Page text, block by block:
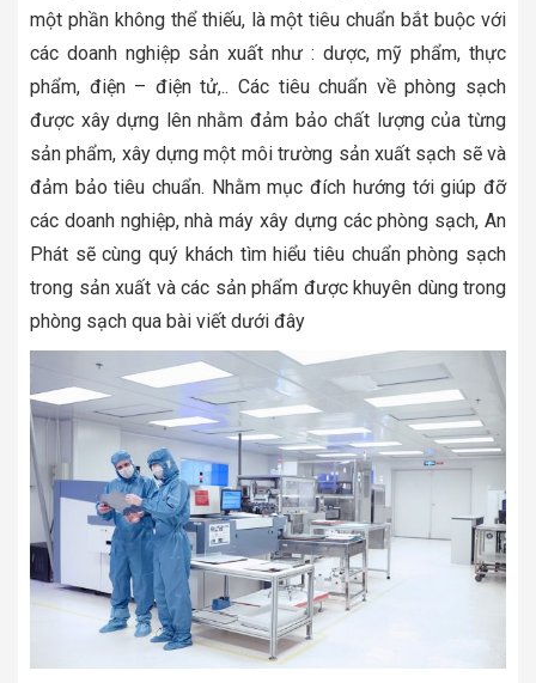
một phần không thể thiếu, là một tiêu chuẩn bắt buộc với
các doanh nghiệp sản xuất như : dược, mỹ phẩm, thực
phẩm, điện – điện tử,.. Các tiêu chuẩn về phòng sạch
được xây dựng lên nhằm đảm bảo chất lượng của từng
sản phẩm, xây dựng một môi trường sản xuất sạch sẽ và
đảm bảo tiêu chuẩn. Nhằm mục đích hướng tới giúp đỡ
các doanh nghiệp, nhà máy xây dựng các phòng sạch, An
Phát sẽ cùng quý khách tìm hiểu tiêu chuẩn phòng sạch
trong sản xuất và các sản phẩm được khuyên dùng trong
phòng sạch qua bài viết dưới đây